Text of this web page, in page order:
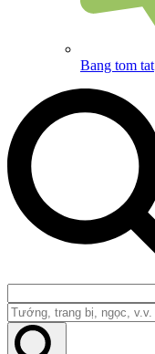
Bang tom tat